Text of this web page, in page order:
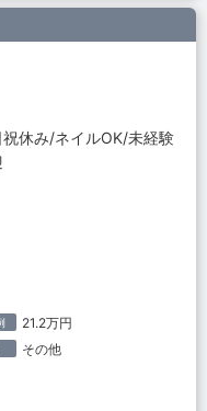
祝休み/ネイルOK/未経験
21.2万円
その他